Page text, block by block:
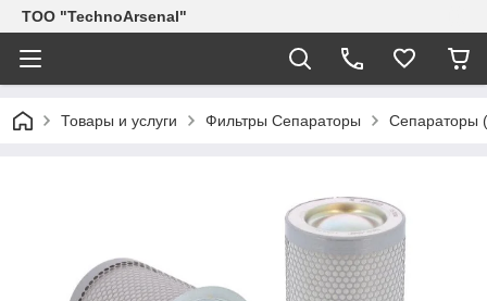
ТОО "TechnoArsenal"
Товары и услуги Фильтры Сепараторы Сепараторы